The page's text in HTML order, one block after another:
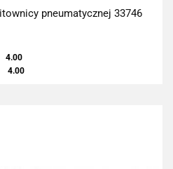
pneumatycznej 33746
4.00
4.00